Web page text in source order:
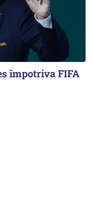
împotriva FIFA